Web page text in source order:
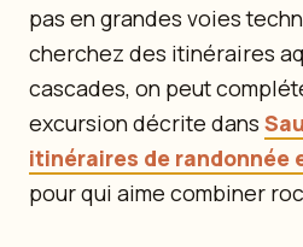
pas en grandes voies
cherchez des itinéraires
cascades, on peut
excursion décrite dans
itinéraires de randonnée
pour qui aime combiner